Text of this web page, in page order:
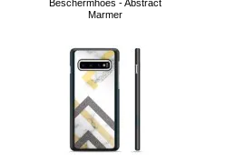
Beschermhoes - Abstract
Marmer